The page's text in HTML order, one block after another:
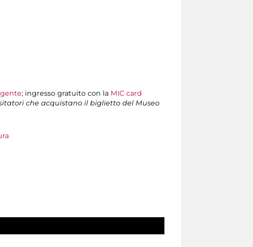
; ingresso gratuito con la MIC card
che acquistano il biglietto del Museo